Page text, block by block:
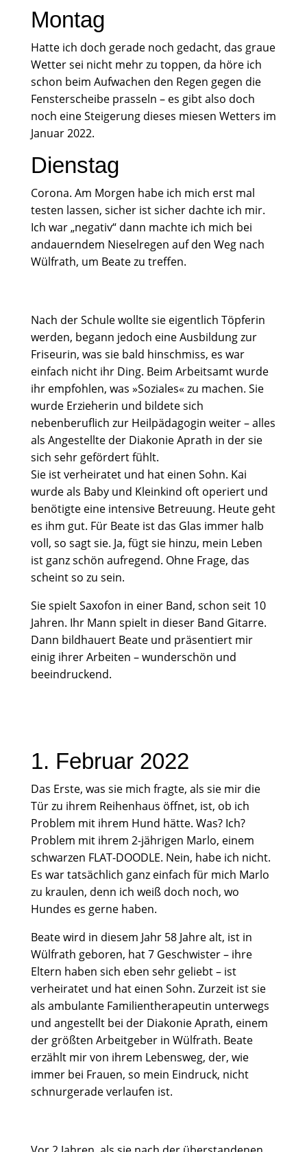
Montag
Hatte ich doch gerade noch gedacht, das graue
Wetter sei nicht mehr zu toppen, da höre ich
schon beim Aufwachen den Regen gegen die
Fensterscheibe prasseln – es gibt also doch
noch eine Steigerung dieses miesen Wetters im
Januar 2022.
Dienstag
Corona. Am Morgen habe ich mich erst mal
testen lassen, sicher ist sicher dachte ich mir.
Ich war „negativ“ dann machte ich mich bei
andauerndem Nieselregen auf den Weg nach
Wülfrath, um Beate zu treffen.
Nach der Schule wollte sie eigentlich Töpferin
werden, begann jedoch eine Ausbildung zur
Friseurin, was sie bald hinschmiss, es war
einfach nicht ihr Ding. Beim Arbeitsamt wurde
ihr empfohlen, was »Soziales« zu machen. Sie
wurde Erzieherin und bildete sich
nebenberuflich zur Heilpädagogin weiter – alles
als Angestellte der Diakonie Aprath in der sie
sich sehr gefördert fühlt.
Sie ist verheiratet und hat einen Sohn. Kai
wurde als Baby und Kleinkind oft operiert und
benötigte eine intensive Betreuung. Heute geht
es ihm gut. Für Beate ist das Glas immer halb
voll, so sagt sie. Ja, fügt sie hinzu, mein Leben
ist ganz schön aufregend. Ohne Frage, das
scheint so zu sein.
Sie spielt Saxofon in einer Band, schon seit 10
Jahren. Ihr Mann spielt in dieser Band Gitarre.
Dann bildhauert Beate und präsentiert mir
einig ihrer Arbeiten – wunderschön und
beeindruckend.
1. Februar 2022
Das Erste, was sie mich fragte, als sie mir die
Tür zu ihrem Reihenhaus öffnet, ist, ob ich
Problem mit ihrem Hund hätte. Was? Ich?
Problem mit ihrem 2-jährigen Marlo, einem
schwarzen FLAT-DOODLE. Nein, habe ich nicht.
Es war tatsächlich ganz einfach für mich Marlo
zu kraulen, denn ich weiß doch noch, wo
Hundes es gerne haben.
Beate wird in diesem Jahr 58 Jahre alt, ist in
Wülfrath geboren, hat 7 Geschwister – ihre
Eltern haben sich eben sehr geliebt – ist
verheiratet und hat einen Sohn. Zurzeit ist sie
als ambulante Familientherapeutin unterwegs
und angestellt bei der Diakonie Aprath, einem
der größten Arbeitgeber in Wülfrath. Beate
erzählt mir von ihrem Lebensweg, der, wie
immer bei Frauen, so mein Eindruck, nicht
schnurgerade verlaufen ist.